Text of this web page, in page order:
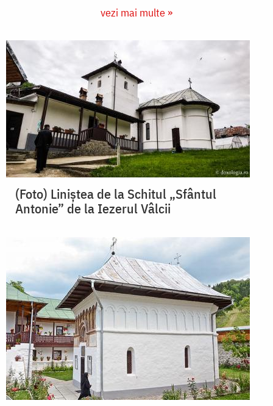
vezi mai multe »
(Foto) Liniștea de la Schitul „Sfântul
Antonie” de la Iezerul Vâlcii